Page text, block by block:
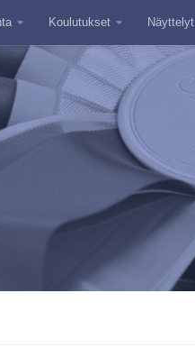
Koulutukset Näyttelyt